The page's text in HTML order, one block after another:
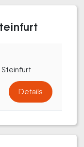
Details